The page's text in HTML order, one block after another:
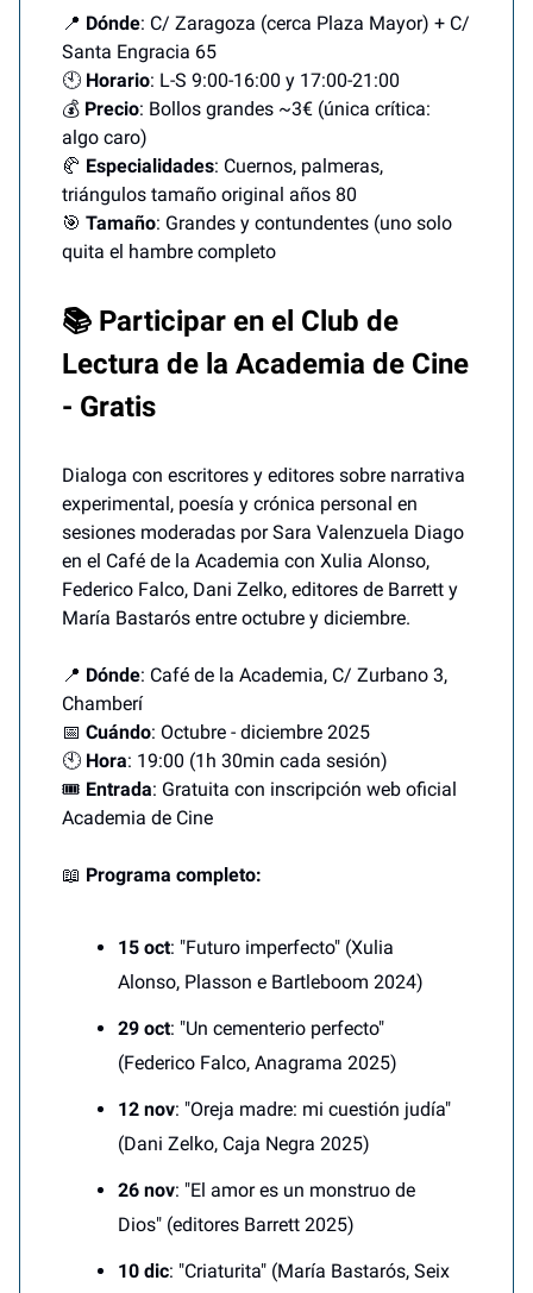
📍 Dónde: C/ Zaragoza (cerca Plaza Mayor) + C/
Santa Engracia 65
🕙 Horario: L-S 9:00-16:00 y 17:00-21:00
💰 Precio: Bollos grandes ~3€ (única crítica:
algo caro)
🥐 Especialidades: Cuernos, palmeras,
triángulos tamaño original años 80
🎯 Tamaño: Grandes y contundentes (uno solo
quita el hambre completo
📚 Participar en el Club de
Lectura de la Academia de Cine
- Gratis
Dialoga con escritores y editores sobre narrativa
experimental, poesía y crónica personal en
sesiones moderadas por Sara Valenzuela Diago
en el Café de la Academia con Xulia Alonso,
Federico Falco, Dani Zelko, editores de Barrett y
María Bastarós entre octubre y diciembre.
📍 Dónde: Café de la Academia, C/ Zurbano 3,
Chamberí
📅 Cuándo: Octubre - diciembre 2025
🕙 Hora: 19:00 (1h 30min cada sesión)
🎟️ Entrada: Gratuita con inscripción web oficial
Academia de Cine
📖 Programa completo:
15 oct: "Futuro imperfecto" (Xulia
Alonso, Plasson e Bartleboom 2024)
29 oct: "Un cementerio perfecto"
(Federico Falco, Anagrama 2025)
12 nov: "Oreja madre: mi cuestión judía"
(Dani Zelko, Caja Negra 2025)
26 nov: "El amor es un monstruo de
Dios" (editores Barrett 2025)
10 dic: "Criaturita" (María Bastarós, Seix